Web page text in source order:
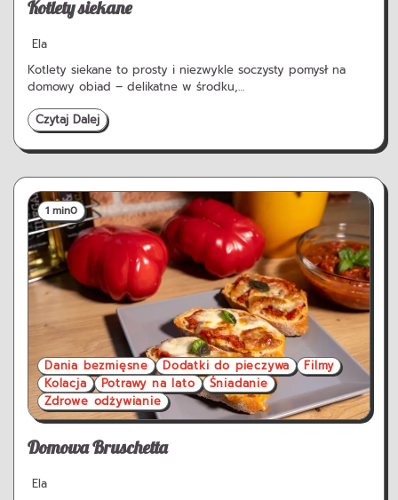
Kotlety siekane
Ela
Kotlety siekane to prosty i niezwykle soczysty pomysł na
domowy obiad – delikatne w środku,…
Czytaj Dalej
1 min0
Dania bezmięsne Dodatki do pieczywa
Filmy
Kolacja
Potrawy na lato
Śniadanie
Zdrowe odżywianie
Domowa Bruschetta
Ela